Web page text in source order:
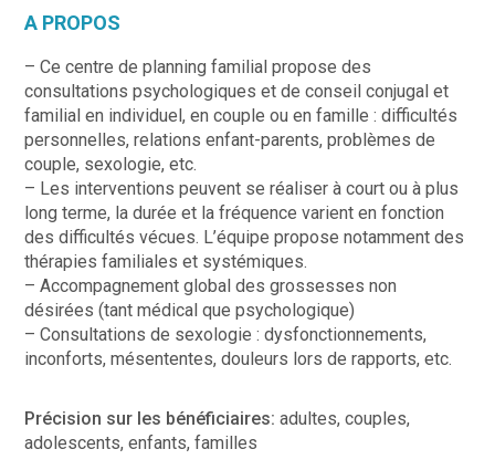
A PROPOS
– Ce centre de planning familial propose des
consultations psychologiques et de conseil conjugal et
familial en individuel, en couple ou en famille : difficultés
personnelles, relations enfant-parents, problèmes de
couple, sexologie, etc.
– Les interventions peuvent se réaliser à court ou à plus
long terme, la durée et la fréquence varient en fonction
des difficultés vécues. L’équipe propose notamment des
thérapies familiales et systémiques.
– Accompagnement global des grossesses non
désirées (tant médical que psychologique)
– Consultations de sexologie : dysfonctionnements,
inconforts, mésententes, douleurs lors de rapports, etc.
Précision sur les bénéficiaires:adultes, couples,
adolescents, enfants, familles